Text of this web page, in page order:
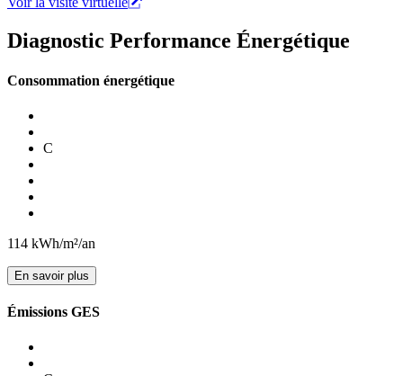
Diagnostic Performance Énergétique
Consommation énergétique
C
114 kWh/m²/an
En savoir plus
Émissions GES